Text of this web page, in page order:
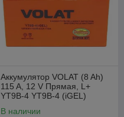
Аккумулятор VOLAT (8 Ah)
115 A, 12 V Прямая, L+
YT9B-4 YT9B-4 (iGEL)
В наличии